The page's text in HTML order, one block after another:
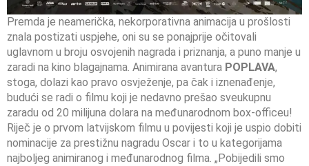
Premda je neamerička, nekorporativna animacija u prošlosti
znala postizati uspjehe, oni su se ponajprije očitovali
uglavnom u broju osvojenih nagrada i priznanja, a puno manje u
zaradi na kino blagajnama. Animirana avantura POPLAVA,
stoga, dolazi kao pravo osvježenje, pa čak i iznenađenje,
budući se radi o filmu koji je nedavno prešao sveukupnu
zaradu od 20 milijuna dolara na međunarodnom box-officeu!
Riječ je o prvom latvijskom filmu u povijesti koji je uspio dobiti
nominacije za prestižnu nagradu Oscar i to u kategorijama
najboljeg animiranog i međunarodnog filma. „Pobijedili smo